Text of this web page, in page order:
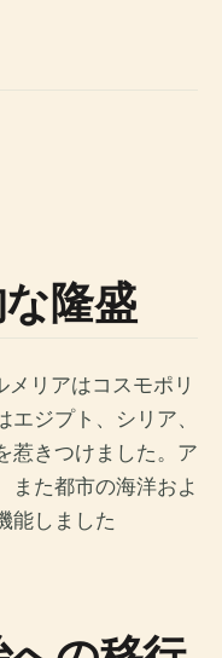
隆盛
リアはコスモポリ
ジプト、シリア、
惹きつけました。ア
また都市の海洋およ
能しました